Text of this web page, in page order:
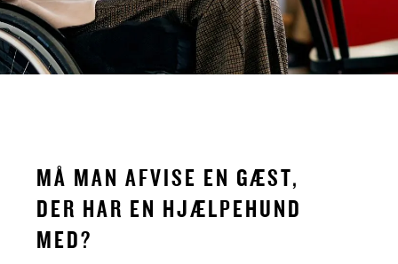
MÅ MAN AFVISE EN GÆST,
DER HAR EN HJÆLPEHUND
MED?